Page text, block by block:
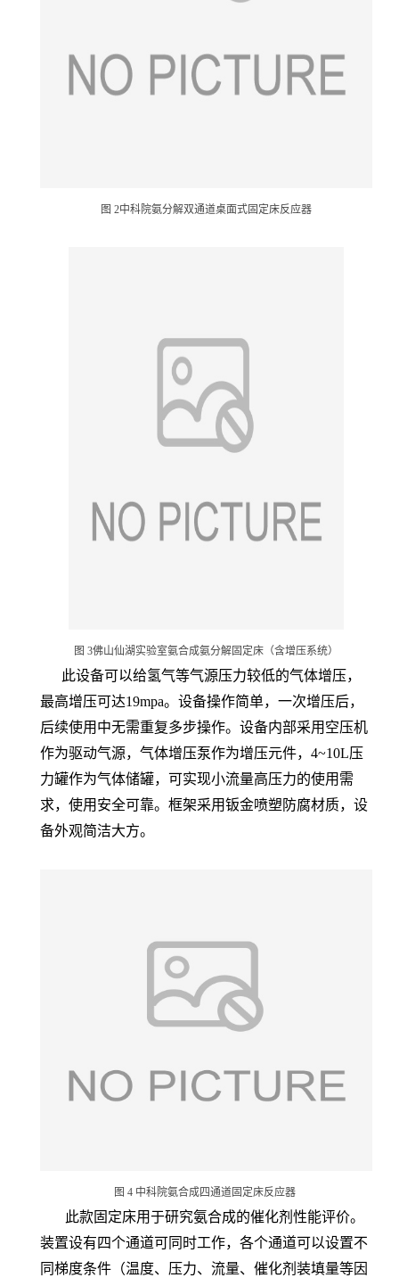
图 2中科院氨分解双通道桌面式固定床反应器
图 3佛山仙湖实验室氨合成氨分解固定床（含增压系统）
此设备可以给氢气等气源压力较低的气体增压，
最高增压可达19mpa。设备操作简单，一次增压后，
后续使用中无需重复多步操作。设备内部采用空压机
作为驱动气源，气体增压泵作为增压元件，4~10L压
力罐作为气体储罐，可实现小流量高压力的使用需
求，使用安全可靠。框架采用钣金喷塑防腐材质，设
备外观简洁大方。
图 4 中科院氨合成四通道固定床反应器
此款固定床用于研究氨合成的催化剂性能评价。
装置设有四个通道可同时工作，各个通道可以设置不
同梯度条件（温度、压力、流量、催化剂装填量等因